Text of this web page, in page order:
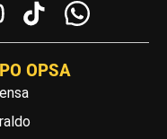
OPSA